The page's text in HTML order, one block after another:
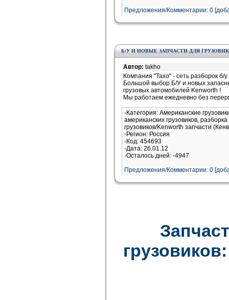
Предложения/Комментарии: 0
Б/У И НОВЫЕ ЗАПЧАСТИ ДЛЯ
Автор: takho
Компания "Тахо" - сеть разборок б/
Большой выбор Б/У и новых
грузовых автомобилей Kenworth !
Мы работаем ежедневно без
Категория: Американские
американских грузовиков,
грузовиков/Kenworth запчасти
Регион: Россия
Код: 454693
Дата: 26.01.12
Осталось дней: -4947
Предложения/Комментарии: 0